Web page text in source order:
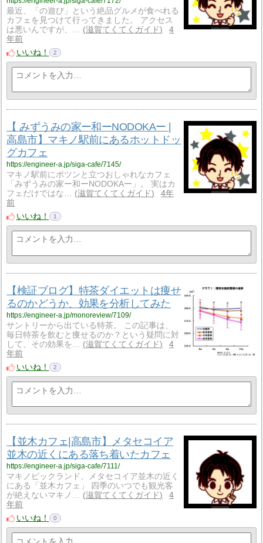
最近、「の遊び」という絶品グルメが食べれる
カフェを見つけて行ってきました。 アクセス
は悪いんですが、…
滋賀てくてくガイド
4
年前
いいね！
2
【 みずうみの家ー和ーNODOKAー |
高島市】マキノ駅前にあるホットドッ
グカフェ
https://engineer-a.jp/siga-cafe/7145/
マキノ駅前にポツンと立つおしゃれなカフェ
「みずうみの家ー和ーNODOKAー」。 実はカ
フェだけではな…
滋賀てくてくガイド
4年
前
いいね！
1
【検証ブログ】特茶ダイエットは痩せ
るのかどうか、効果を分析してみた
https://engineer-a.jp/monoreview/7109/
サントリーから出ている特茶。 この記事は、
毎日特茶を飲むと痩せるのか？という疑問に対
して、その効果を…
滋賀てくてくガイド
4
年前
いいね！
2
【並木カフェ|高島市】メタセコイア
並木の近くにある落ち着いたカフェ
https://engineer-a.jp/siga-cafe/7111/
マキノピックランド、メタセコイア並木の近く
にある「並木カフェ」 四季のいつでも観光客
が絶えないマキノ…
滋賀てくてくガイド
4
年前
いいね！
0